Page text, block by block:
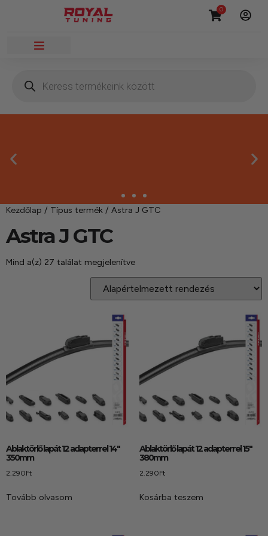
0
Másnapi kézbesítés
Gyors rendelésfeldolgozással segítünk, hogy hamar
kézhez kapd a csomagod.
Kezdőlap / Típus termék / Astra J GTC
Astra J GTC
Mind a(z) 27 találat megjelenítve
Ablaktörlő lapát 12 adapterrel 14″
350mm
2.290Ft
Tovább olvasom
Ablaktörlő lapát 12 adapterrel 15″
380mm
2.290Ft
Kosárba teszem